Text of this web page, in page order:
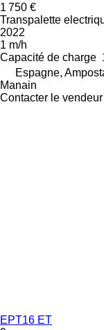
1 750 €
Transpalette
2022
1 m/h
Capacité de charge
Espagne,
Manain
Contacter le vendeur
EPT16 ET